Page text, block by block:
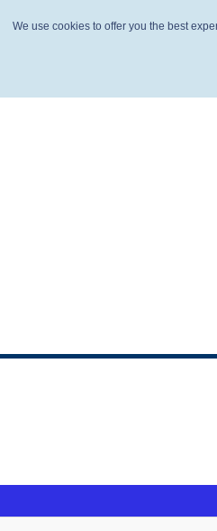
We use cookies to offer you the best